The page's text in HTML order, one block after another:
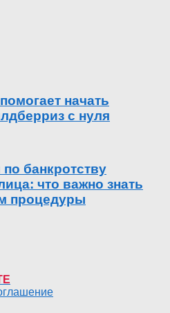
начать
с нуля
банкротству
что важно знать
процедуры